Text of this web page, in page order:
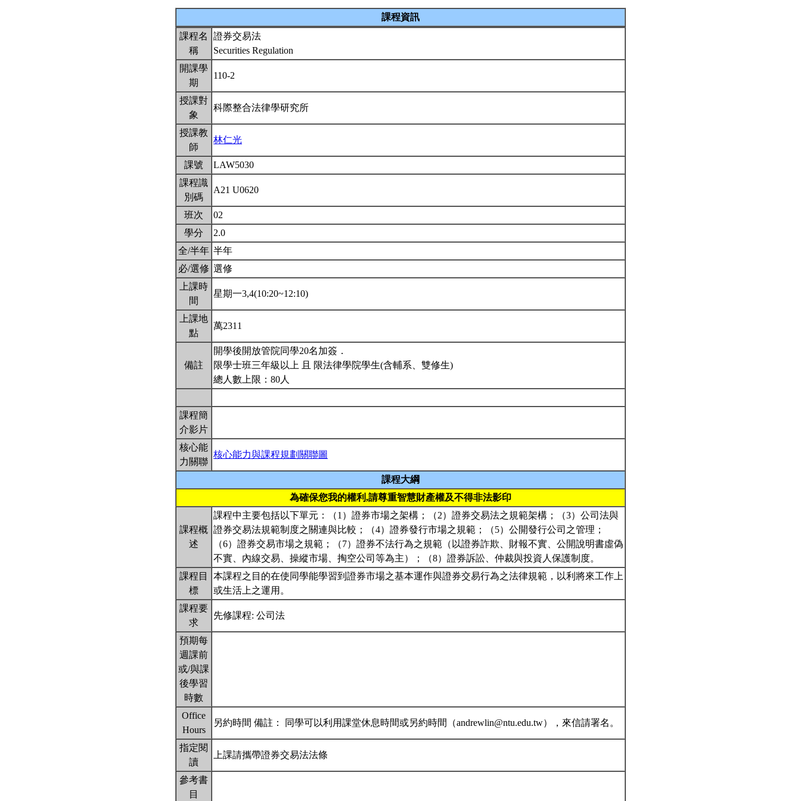
課程資訊
課程名
稱
證券交易法
Securities Regulation
開課學
期
110-2
授課對
象
科際整合法律學研究所
授課教
師
林仁光
課號
LAW5030
課程識
別碼
A21 U0620
班次
02
學分
2.0
全/半年 半年
必/選修 選修
上課時
間
星期一3,4(10:20~12:10)
上課地
點
萬2311
備註
開學後開放管院同學20名加簽．
限學士班三年級以上 且 限法律學院學生(含輔系、雙修生)
總人數上限：80人
課程簡
介影片
核心能
力關聯
核心能力與課程規劃關聯圖
課程大綱
為確保您我的權利,請尊重智慧財產權及不得非法影印
課程概
述
課程中主要包括以下單元：（1）證券市場之架構；（2）證券交易法之規範架構；（3）公司法與
證券交易法規範制度之關連與比較；（4）證券發行市場之規範；（5）公開發行公司之管理；
（6）證券交易市場之規範；（7）證券不法行為之規範（以證券詐欺、財報不實、公開說明書虛偽
不實、內線交易、操縱市場、掏空公司等為主）；（8）證券訴訟、仲裁與投資人保護制度。
課程目
標
本課程之目的在使同學能學習到證券市場之基本運作與證券交易行為之法律規範，以利將來工作上
或生活上之運用。
課程要
求
先修課程: 公司法
預期每
週課前
或/與課
後學習
時數
Office
Hours
另約時間 備註： 同學可以利用課堂休息時間或另約時間（andrewlin@ntu.edu.tw），來信請署名。
指定閱
讀
上課請攜帶證券交易法法條
參考書
目